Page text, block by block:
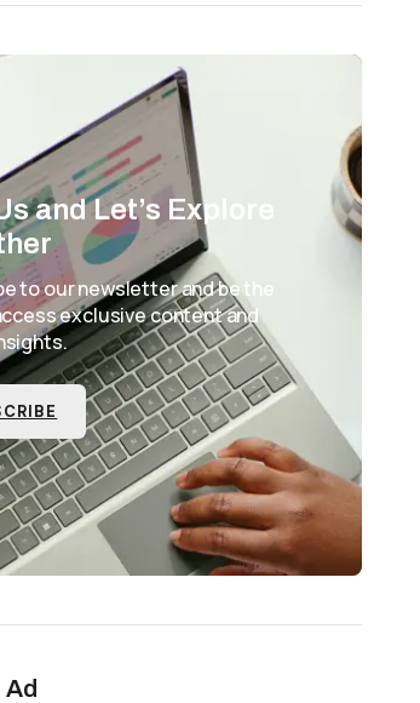
and Let’s Explore
to our newsletter and be the
exclusive content and